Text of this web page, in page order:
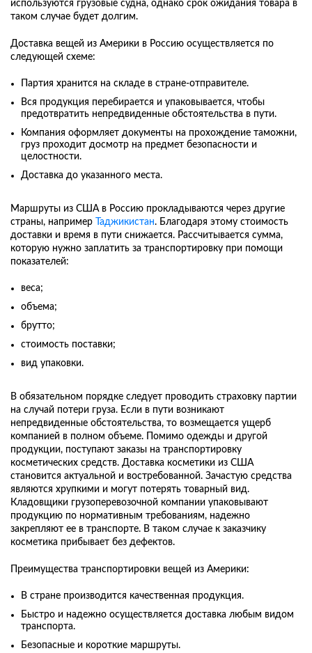
используются грузовые судна, однако срок ожидания товара в
таком случае будет долгим.
Доставка вещей из Америки в Россию осуществляется по
следующей схеме:
Партия хранится на складе в стране-отправителе.
Вся продукция перебирается и упаковывается, чтобы
предотвратить непредвиденные обстоятельства в пути.
Компания оформляет документы на прохождение таможни,
груз проходит досмотр на предмет безопасности и
целостности.
Доставка до указанного места.
Маршруты из США в Россию прокладываются через другие
страны, например
Таджикистан. Благодаря этому стоимость
доставки и время в пути снижается. Рассчитывается сумма,
которую нужно заплатить за транспортировку при помощи
показателей:
веса;
объема;
брутто;
стоимость поставки;
вид упаковки.
В обязательном порядке следует проводить страховку партии
на случай потери груза. Если в пути возникают
непредвиденные обстоятельства, то возмещается ущерб
компанией в полном объеме. Помимо одежды и другой
продукции, поступают заказы на транспортировку
косметических средств. Доставка косметики из США
становится актуальной и востребованной. Зачастую средства
являются хрупкими и могут потерять товарный вид.
Кладовщики грузоперевозочной компании упаковывают
продукцию по нормативным требованиям, надежно
закрепляют ее в транспорте. В таком случае к заказчику
косметика прибывает без дефектов.
Преимущества транспортировки вещей из Америки:
В стране производится качественная продукция.
Быстро и надежно осуществляется доставка любым видом
транспорта.
Безопасные и короткие маршруты.